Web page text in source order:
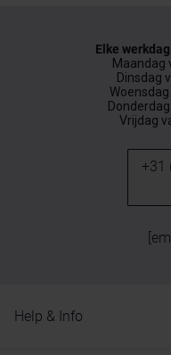
Elke
Maandag
Dinsdag
Woensdag
Vrijdag
+31
Help & Info